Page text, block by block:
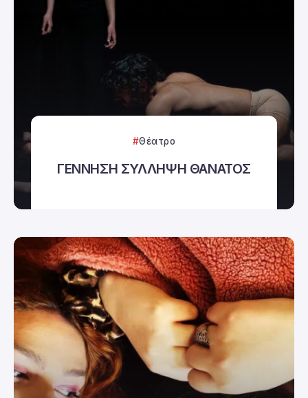
Θέατρο
ΓΕΝΝΗΣΗ ΣΥΛΛΗΨΗ ΘΑΝΑΤΟΣ